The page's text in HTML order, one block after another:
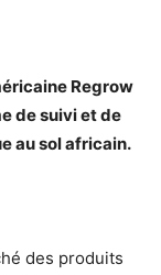
Regrow
de suivi et de
au sol africain.
des produits